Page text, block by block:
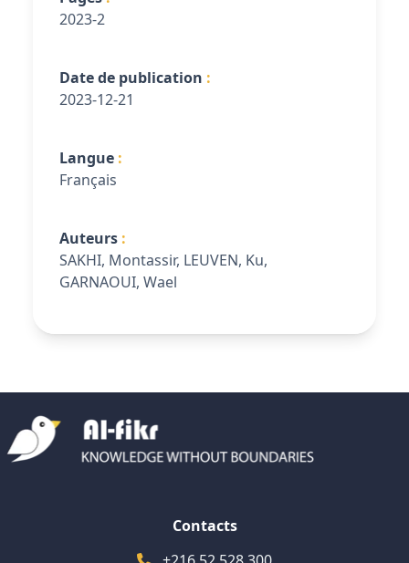
2023-2
Date de publication
2023-12-21
Langue
Français
Auteurs
SAKHI, Montassir, LEUVEN, Ku,
GARNAOUI, Wael
Contacts